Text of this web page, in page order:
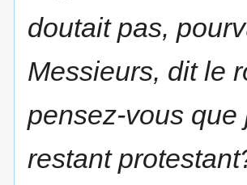
doutait pas,
Messieurs, dit le
pensez-vous
restant